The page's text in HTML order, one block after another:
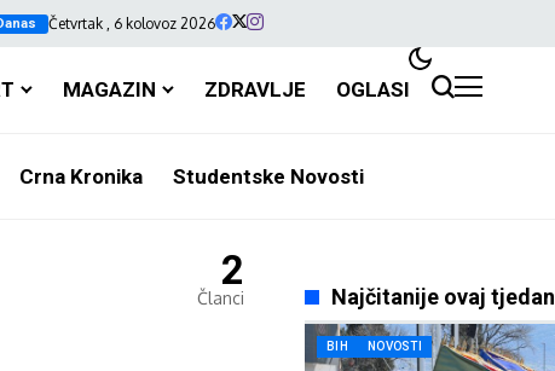
Četvrtak , 6 kolovoz 2026
MAGAZIN ZDRAVLJE OGLASI
Crna Kronika Studentske Novosti
2
Članci Najčitanije ovaj tjedan
BIH NOVOSTI